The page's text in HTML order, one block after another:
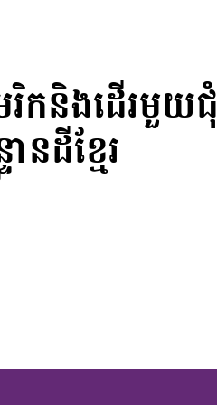
និងដើរមួយជុំ
ដីខ្មែរ